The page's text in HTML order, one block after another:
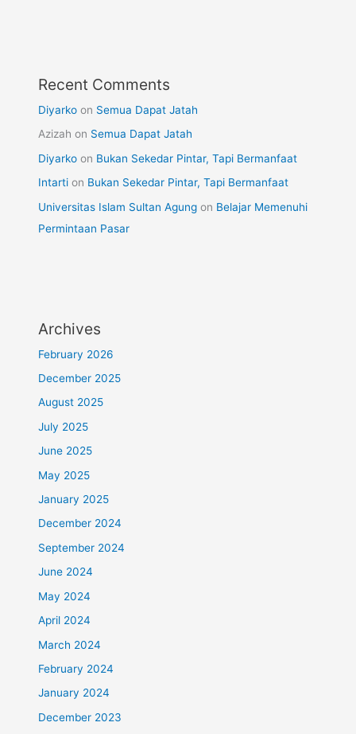
Recent Comments
Diyarko on Semua Dapat Jatah
Azizah on Semua Dapat Jatah
Diyarko on Bukan Sekedar Pintar, Tapi Bermanfaat
Intarti on Bukan Sekedar Pintar, Tapi Bermanfaat
Universitas Islam Sultan Agung on Belajar Memenuhi
Permintaan Pasar
Archives
February 2026
December 2025
August 2025
July 2025
June 2025
May 2025
January 2025
December 2024
September 2024
June 2024
May 2024
April 2024
March 2024
February 2024
January 2024
December 2023